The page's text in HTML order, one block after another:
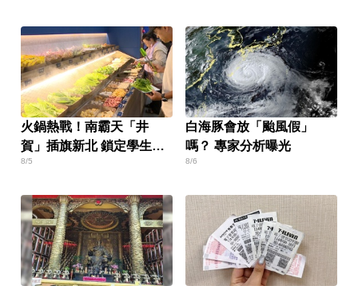
火鍋熱戰！南霸天「井
賀」插旗新北 鎖定學生族
群
8/5
白海豚會放「颱風假」
嗎？ 專家分析曝光
8/6